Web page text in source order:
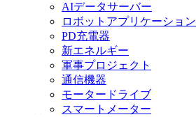
AIデータサーバー
ロボットアプリケーション
PD充電器
新エネルギー
軍事プロジェクト
通信機器
モータードライブ
スマートメーター